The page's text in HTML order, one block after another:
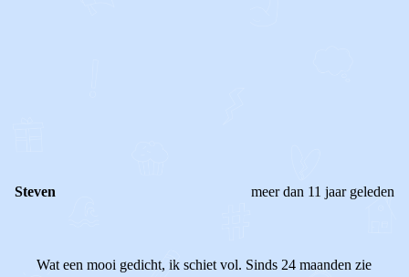
Steven meer dan 11 jaar geleden
Wat een mooi gedicht, ik schiet vol. Sinds 24 maanden zie